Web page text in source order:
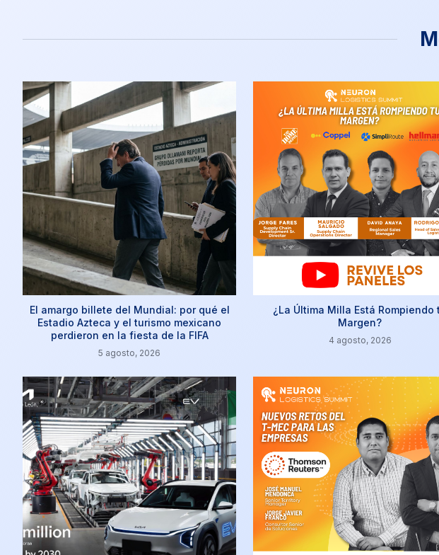
El amargo billete del Mundial: por qué el
Estadio Azteca y el turismo mexicano
perdieron en la fiesta de la FIFA
5 agosto, 2026
¿La Última Milla Está Rompiendo
Margen?
4 agosto, 2026